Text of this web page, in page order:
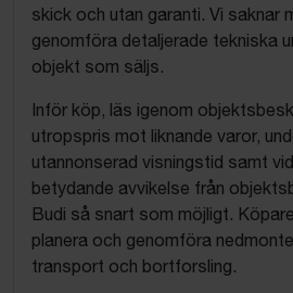
skick och utan garanti. Vi saknar
genomföra detaljerade tekniska
objekt som säljs.
Inför köp, läs igenom
utropspris mot liknande varor,
utannonserad visningstid samt
betydande avvikelse från
Budi så snart som möjligt.
planera och genomföra
transport och bortforsling.